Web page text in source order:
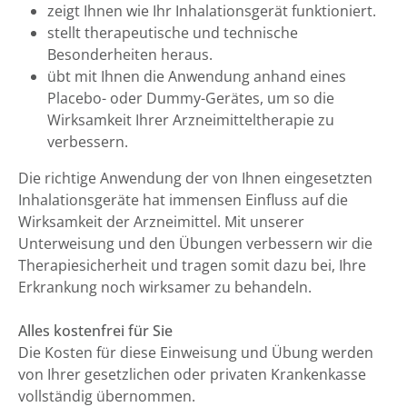
zeigt Ihnen wie Ihr Inhalationsgerät funktioniert.
stellt therapeutische und technische
Besonderheiten heraus.
übt mit Ihnen die Anwendung anhand eines
Placebo- oder Dummy-Gerätes, um so die
Wirksamkeit Ihrer Arzneimitteltherapie zu
verbessern.
Die richtige Anwendung der von Ihnen eingesetzten
Inhalationsgeräte hat immensen Einfluss auf die
Wirksamkeit der Arzneimittel. Mit unserer
Unterweisung und den Übungen verbessern wir die
Therapiesicherheit und tragen somit dazu bei, Ihre
Erkrankung noch wirksamer zu behandeln.
Alles kostenfrei für Sie
Die Kosten für diese Einweisung und Übung werden
von Ihrer gesetzlichen oder privaten Krankenkasse
vollständig übernommen.